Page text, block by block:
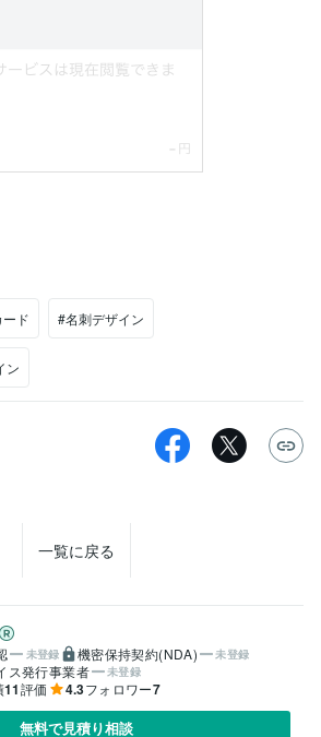
ド #名刺デザイン
ン
一覧に戻る
未登録 機密保持契約(NDA) 未登録
ス発行事業者 未登録
11評価 4.3フォロワー7
無料で見積り相談